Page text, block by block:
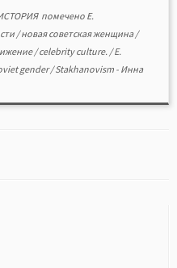
помечено Е.
/новая советская женщина/
/celebrity culture. /E.
gender/Stakhanovism - Инна